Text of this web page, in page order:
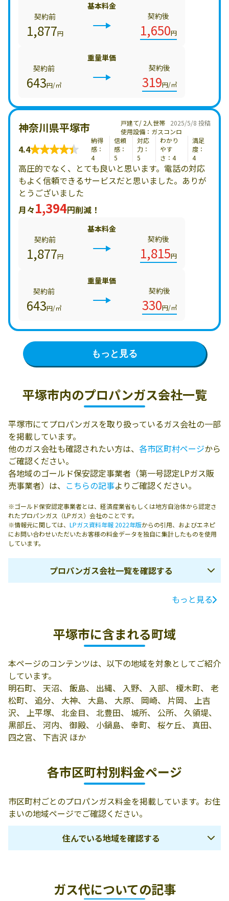
基本料金
契約前
1,877円
契約後
1,650円
重量単価
契約前
643円/㎥
契約後
319円/㎥
2025/5/8 投稿
神奈川県平塚市
戸建て/ 2人世帯
使用設備：ガスコンロ
4.4
納得
感：
4
信頼
感：
5
対応
力：
5
わかり
やす
さ：4
満足
度：
4
高圧的でなく、とても良いと思います。電話の対応
もよく信頼できるサービスだと思いました。ありが
とうございました
月々1,394円削減！
基本料金
契約前
1,877円
契約後
1,815円
重量単価
契約前
643円/㎥
契約後
330円/㎥
もっと見る
平塚市内のプロパンガス会社一覧
平塚市にてプロパンガスを取り扱っているガス会社の一部
を掲載しています。
他のガス会社も確認されたい方は、 各市区町村ページから
ご確認ください。
各地域のゴールド保安認定事業者（第一号認定LPガス販
売事業者）は、 こちらの記事よりご確認ください。
※ゴールド保安認定事業者とは、経済産業省もしくは地方自治体から認定さ
れたプロパンガス（LPガス）会社のことです。
※情報元に関しては、 LPガス資料年報 2022年版からの引用、およびエネピ
にお問い合わせいただいたお客様の料金データを独自に集計したものを使用
しています。
プロパンガス会社一覧を確認する
電話番号
12
米店
14
有限会社大和屋
本店
平塚市南原2-12-
0463-31-1901
有限会社相原商
店
254-0824 平塚市
花水台9-2
0463-31-1840
見附町33-24
料店
254-0053 平塚市
桜ｹ丘11-36
有限会社熊澤商
平塚市東中原1-
有限会社熊沢商
254-0077 平塚市
0120-779-038
有限会社リビン
254-0018 平塚市
東真土1-9-1
0463-55-1375
もっと見る
平塚市に含まれる町域
本ページのコンテンツは、以下の地域を対象としてご紹介
しています。
明石町、 天沼、 飯島、 出縄、 入野、 入部、 榎木町、 老
松町、 追分、 大神、 大島、 大原、 岡崎、 片岡、 上吉
沢、 上平塚、 北金目、 北豊田、 城所、 公所、 久領堤、
黒部丘、 河内、 御殿、 小鍋島、 幸町、 桜ケ丘、 真田、
四之宮、 下吉沢 ほか
各市区町村別料金ページ
市区町村ごとのプロパンガス料金を掲載しています。お住
まいの地域ページでご確認ください。
住んでいる地域を確認する
横須賀市 三浦市
ガス代についての記事